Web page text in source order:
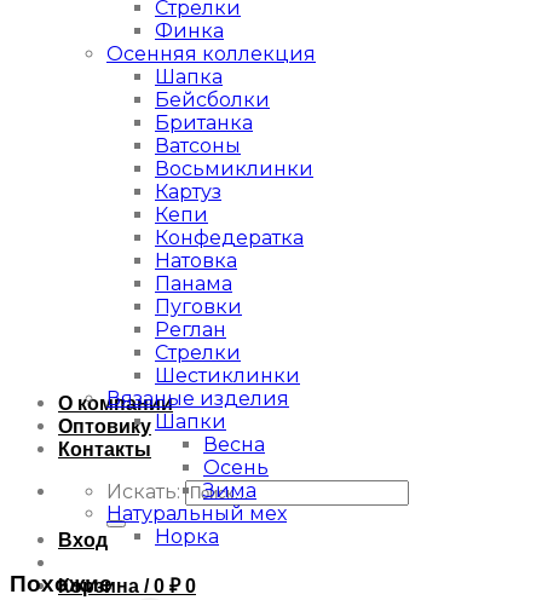
О компании
Оптовику
Контакты
Искать:
Вход
Корзина /0 ₽ 0
Стрелки
Финка
Осенняя коллекция
Шапка
Бейсболки
Британка
Ватсоны
Восьмиклинки
Картуз
Кепи
Конфедератка
Натовка
Панама
Пуговки
Реглан
Стрелки
Шестиклинки
Вязаные изделия
Шапки
Весна
Осень
Зима
Натуральный мех
Норка
Похожие